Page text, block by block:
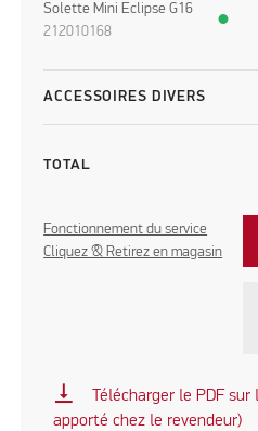
Solette Mini Eclipse G16
212010168
●
ACCESSOIRES DIVERS
TOTAL
Fonctionnement du service
Cliquez & Retirez en magasin
vertical_align_bottom
Télécharger le PDF
apporté chez le revendeur)